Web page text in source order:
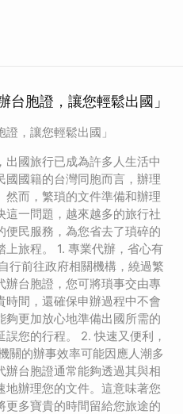
台胞證，讓您輕鬆出國」
證，讓您輕鬆出國」
國旅行已成為許多人生活中
國國籍的台灣同胞而言，辦理
然而，繁瑣的文件準備和辦理
一問題，越來越多的旅行社
民服務，為您省去了瑣碎的
旅程。 1. 專業代辦，省心有
行前往政府相關機構，繞過繁
台胞證，您可將瑣事交由專
間，還確保申辦過程中不會
更加放心地準備出國所需的
您的行程。 2. 快速又便利，
關的辦事效率可能因應人潮多
台胞證通常能夠透過其與相
辦理您的文件。這意味著您
多寶貴的時間留給您旅途的